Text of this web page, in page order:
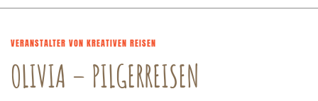
VERANSTALTER VON KREATIVEN REISEN
OLIVIA – PILGERREISEN